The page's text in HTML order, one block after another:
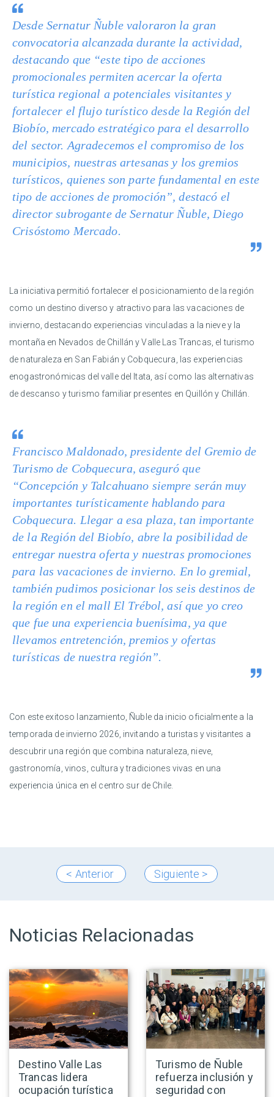
Desde Sernatur Ñuble valoraron la gran
convocatoria alcanzada durante la actividad,
destacando que “este tipo de acciones
promocionales permiten acercar la oferta
turística regional a potenciales visitantes y
fortalecer el flujo turístico desde la Región del
Biobío, mercado estratégico para el desarrollo
del sector. Agradecemos el compromiso de los
municipios, nuestras artesanas y los gremios
turísticos, quienes son parte fundamental en este
tipo de acciones de promoción”, destacó el
director subrogante de Sernatur Ñuble, Diego
Crisóstomo Mercado.
La iniciativa permitió fortalecer el posicionamiento de la región
como un destino diverso y atractivo para las vacaciones de
invierno, destacando experiencias vinculadas a la nieve y la
montaña en Nevados de Chillán y Valle Las Trancas, el turismo
de naturaleza en San Fabián y Cobquecura, las experiencias
enogastronómicas del valle del Itata, así como las alternativas
de descanso y turismo familiar presentes en Quillón y Chillán.
Francisco Maldonado, presidente del Gremio de
Turismo de Cobquecura, aseguró que
“Concepción y Talcahuano siempre serán muy
importantes turísticamente hablando para
Cobquecura. Llegar a esa plaza, tan importante
de la Región del Biobío, abre la posibilidad de
entregar nuestra oferta y nuestras promociones
para las vacaciones de invierno. En lo gremial,
también pudimos posicionar los seis destinos de
la región en el mall El Trébol, así que yo creo
que fue una experiencia buenísima, ya que
llevamos entretención, premios y ofertas
turísticas de nuestra región”.
Con este exitoso lanzamiento, Ñuble da inicio oficialmente a la
temporada de invierno 2026, invitando a turistas y visitantes a
descubrir una región que combina naturaleza, nieve,
gastronomía, vinos, cultura y tradiciones vivas en una
experiencia única en el centro sur de Chile.
< Anterior Siguiente >
Noticias Relacionadas
Destino Valle Las
Trancas lidera
ocupación turística
Turismo de Ñuble
refuerza inclusión y
seguridad con